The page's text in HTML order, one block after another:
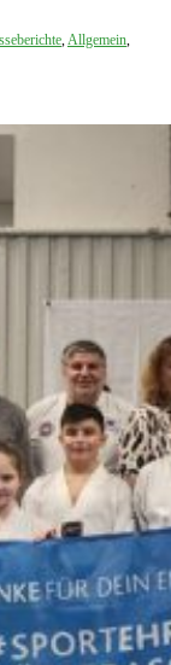
,Allgemein,